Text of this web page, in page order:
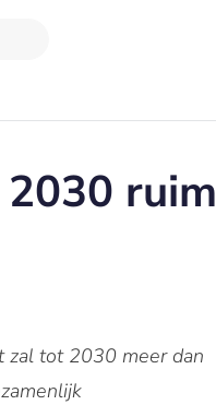
ruim
zal tot 2030 meer dan